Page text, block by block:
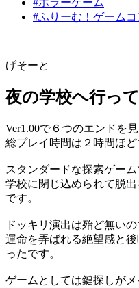
#ふりーむ！ゲーム
げそーと
夜の学校ヘ行っ
Ver1.00で６つのエンドを見
総プレイ時間は２時間ほど
スタンダードな探索ゲーム
学校に閉じ込められて脱
です。
ドッキリ演出は殆ど無い
運命を弄ばれる絶望感と
ったです。
ゲームとしては鍵探しが